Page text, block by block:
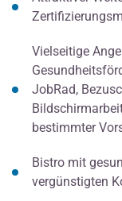
Vielseitige
JobRad,
bestimmter
Bistro mit
vergünstigten